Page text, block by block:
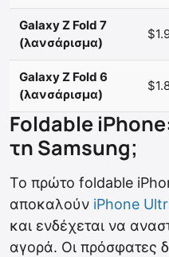
Galaxy Z Fold 7
(λανσάρισμα)
Galaxy Z Fold 6
(λανσάρισμα)
Foldable
τη Samsung;
Το πρώτο foldable
αποκαλούν iPhone
και ενδέχεται να
αγορά. Οι πρόσφατες